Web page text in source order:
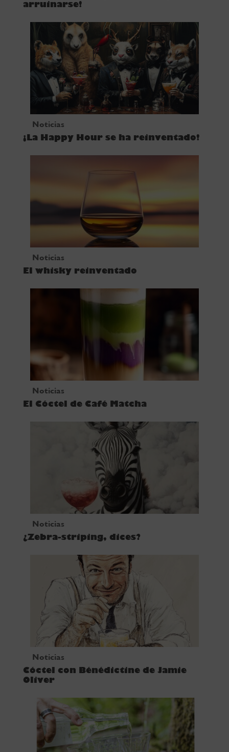
arruinarse!
Noticias
¡La Happy Hour se ha reinventado!
Noticias
El whisky reinventado
Noticias
El Cóctel de Café Matcha
Noticias
¿Zebra-striping, dices?
Noticias
Cóctel con Bénédictine de Jamie
Oliver